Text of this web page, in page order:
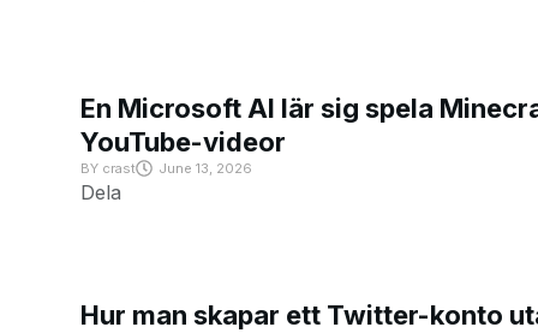
En Microsoft AI lär sig spela
YouTube-videor
BYcrast June 13, 2026
Dela
Hur man skapar ett Twitter-konto